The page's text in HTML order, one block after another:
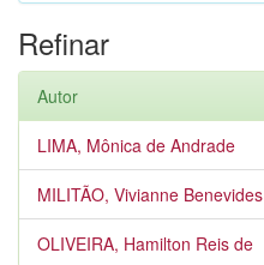
Refinar
Autor
LIMA, Mônica de Andrade
MILITÃO, Vivianne Benevides
OLIVEIRA, Hamilton Reis de